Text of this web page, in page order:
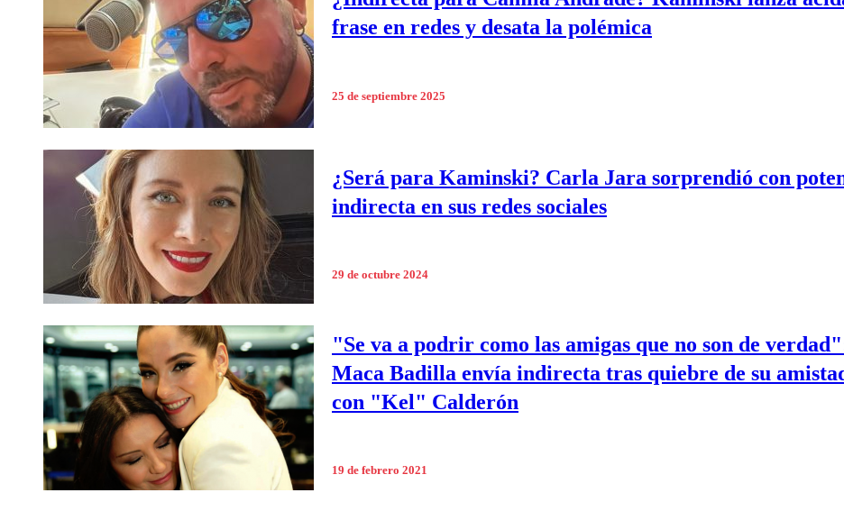
frase en redes y desata la polémica
25 de septiembre 2025
¿Será para Kaminski? Carla Jara sorprendió con
indirecta en sus redes sociales
29 de octubre 2024
"Se va a podrir como las amigas que no son de
Maca Badilla envía indirecta tras quiebre de su
con "Kel" Calderón
19 de febrero 2021